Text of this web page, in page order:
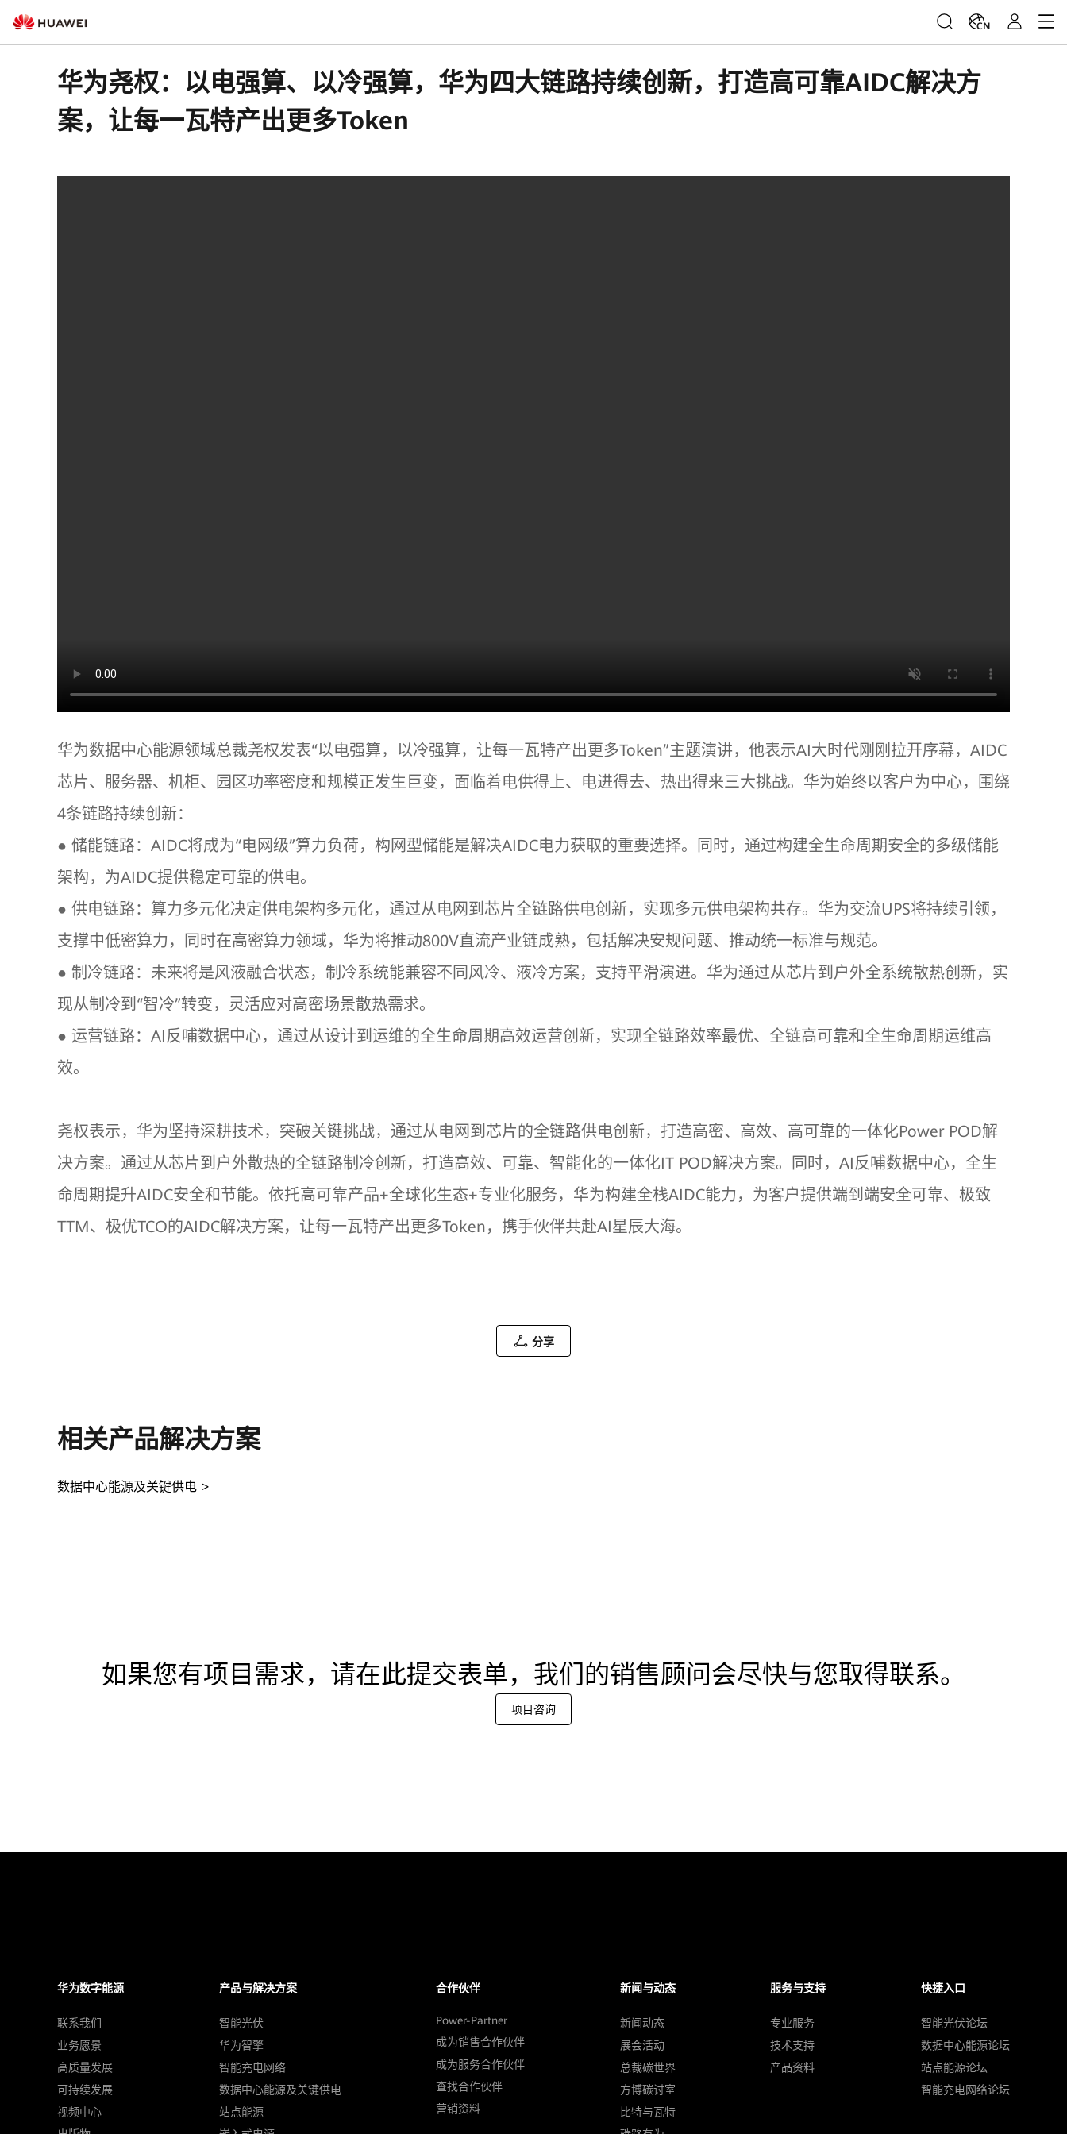
CN
华为尧权：以电强算、以冷强算，华为四大链路持续创新，打造高可靠AIDC解决方
案，让每一瓦特产出更多Token
华为数据中心能源领域总裁尧权发表“以电强算，以冷强算，让每一瓦特产出更多Token”主题演讲，他表示AI大时代刚刚拉开序幕，AIDC
芯片、服务器、机柜、园区功率密度和规模正发生巨变，面临着电供得上、电进得去、热出得来三大挑战。华为始终以客户为中心，围绕
4条链路持续创新：
● 储能链路：AIDC将成为“电网级”算力负荷，构网型储能是解决AIDC电力获取的重要选择。同时，通过构建全生命周期安全的多级储能
架构，为AIDC提供稳定可靠的供电。
● 供电链路：算力多元化决定供电架构多元化，通过从电网到芯片全链路供电创新，实现多元供电架构共存。华为交流UPS将持续引领，
支撑中低密算力，同时在高密算力领域，华为将推动800V直流产业链成熟，包括解决安规问题、推动统一标准与规范。
● 制冷链路：未来将是风液融合状态，制冷系统能兼容不同风冷、液冷方案，支持平滑演进。华为通过从芯片到户外全系统散热创新，实
现从制冷到“智冷”转变，灵活应对高密场景散热需求。
● 运营链路：AI反哺数据中心，通过从设计到运维的全生命周期高效运营创新，实现全链路效率最优、全链高可靠和全生命周期运维高
效。
尧权表示，华为坚持深耕技术，突破关键挑战，通过从电网到芯片的全链路供电创新，打造高密、高效、高可靠的一体化Power POD解
决方案。通过从芯片到户外散热的全链路制冷创新，打造高效、可靠、智能化的一体化IT POD解决方案。同时，AI反哺数据中心，全生
命周期提升AIDC安全和节能。依托高可靠产品+全球化生态+专业化服务，华为构建全栈AIDC能力，为客户提供端到端安全可靠、极致
TTM、极优TCO的AIDC解决方案，让每一瓦特产出更多Token，携手伙伴共赴AI星辰大海。
分享
相关产品解决方案
数据中心能源及关键供电
如果您有项目需求，请在此提交表单，我们的销售顾问会尽快与您取得联系。
项目咨询
华为数字能源
联系我们
业务愿景
高质量发展
可持续发展
视频中心
产品与解决方案
智能光伏
华为智擎
智能充电网络
数据中心能源及关键供电
站点能源
合作伙伴
Power-Partner
成为销售合作伙伴
成为服务合作伙伴
查找合作伙伴
营销资料
新闻与动态
新闻动态
展会活动
总裁碳世界
方博碳讨室
比特与瓦特
服务与支持
专业服务
技术支持
产品资料
快捷入口
智能光伏论坛
数据中心能源论坛
站点能源论坛
智能充电网络论坛